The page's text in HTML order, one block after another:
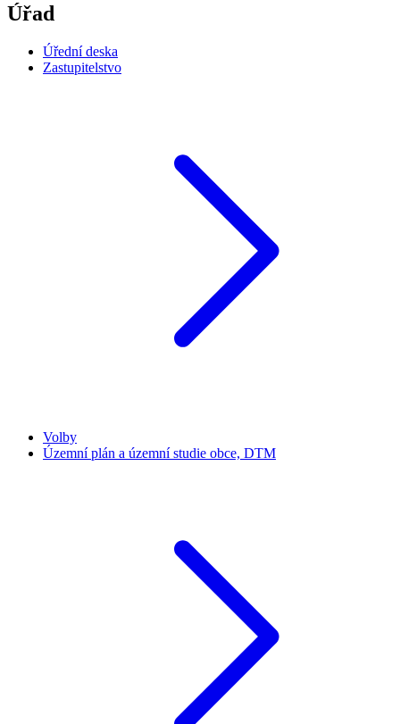
Úřad
Úřední deska
Zastupitelstvo
Volby
Územní plán a územní studie obce, DTM